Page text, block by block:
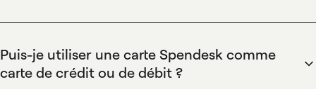
différer le paiement tandis que la carte de débit retire les
physiques et virtuelles avec contrôles de dépenses en
temps réel, budgets pré-approuvés et plafonds
Puis-je utiliser une carte Spendesk comme
carte de crédit ou de débit ?